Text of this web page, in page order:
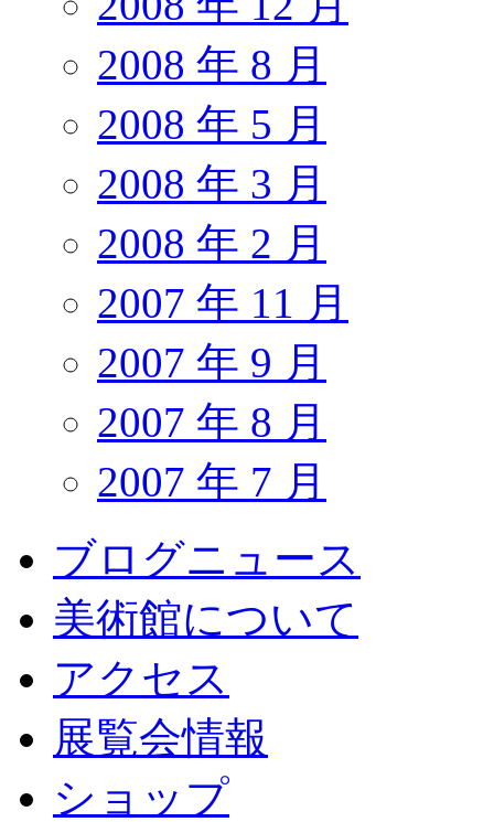
2008 年 8 月
2008 年 5 月
2008 年 3 月
2008 年 2 月
2007 年 11 月
2007 年 9 月
2007 年 8 月
2007 年 7 月
ブログニュース
美術館について
アクセス
展覧会情報
ショップ